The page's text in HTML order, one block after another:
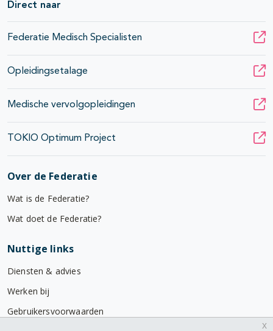
Direct naar
Federatie Medisch Specialisten
Opleidingsetalage
Medische vervolgopleidingen
TOKIO Optimum Project
Over de Federatie
Wat is de Federatie?
Wat doet de Federatie?
Nuttige links
Diensten & advies
Werken bij
Gebruikersvoorwaarden
x